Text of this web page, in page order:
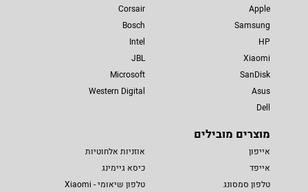
Apple
Samsung
HP
Xiaomi
SanDisk
Asus
Dell
Corsair
Bosch
Intel
JBL
Microsoft
Western Digital
מוצרים מובילים
אייפון
אייפד
טלפון סמסונג
אוזניות אלחוטיות
כיסא גיימינג
טלפון שיאומי - Xiaomi